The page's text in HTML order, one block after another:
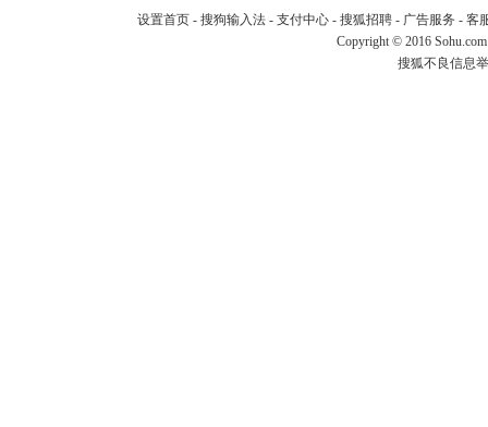
设置首页- 搜狗输入法- 支付中心- 搜狐招聘- 广告服务 - 客
Copyright © 2016
搜狐不良信息